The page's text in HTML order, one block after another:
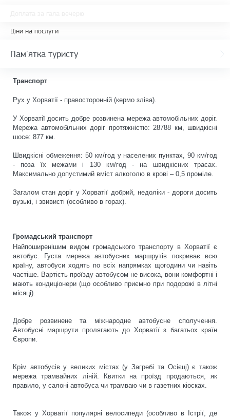
Ціни на послуги
Пам'ятка туристу
Транспорт
Рух у Хорватії - правосторонній (кермо зліва).
У Хорватії досить добре розвинена мережа автомобільних доріг.
Мережа автомобільних доріг протяжністю: 28788 км, швидкісні
шосе: 877 км.
Швидкісні обмеження: 50 км/год у населених пунктах, 90 км/год
- поза їх межами і 130 км/год - на швидкісних трасах.
Максимально допустимий вміст алкоголю в крові – 0,5 проміле.
Загалом стан доріг у Хорватії добрий, недоліки - дороги досить
вузькі, і звивисті (особливо в горах).
Громадський транспорт
Найпоширенішим видом громадського транспорту в Хорватії є
автобус. Густа мережа автобусних маршрутів покриває всю
країну, автобуси ходять по всіх напрямках щогодини чи навіть
частіше. Вартість проїзду автобусом не висока, вони комфортні і
мають кондиціонери (що особливо приємно при подорожі в літні
місяці).
Добре розвинене та міжнародне автобусне сполучення.
Автобусні маршрути пролягають до Хорватії з багатьох країн
Європи.
Крім автобусів у великих містах (у Загребі та Осієці) є також
мережа трамвайних ліній. Квитки на проїзд продаються, як
правило, у салоні автобуса чи трамваю чи в газетних кіосках.
Також у Хорватії популярні велосипеди (особливо в Істрії, де